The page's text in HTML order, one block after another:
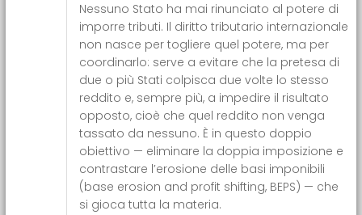
Nessuno Stato ha mai rinunciato al potere di
imporre tributi. Il diritto tributario internazionale
non nasce per togliere quel potere, ma per
coordinarlo: serve a evitare che la pretesa di
due o più Stati colpisca due volte lo stesso
reddito e, sempre più, a impedire il risultato
opposto, cioè che quel reddito non venga
tassato da nessuno. È in questo doppio
obiettivo — eliminare la doppia imposizione e
contrastare l’erosione delle basi imponibili
(base erosion and profit shifting, BEPS) — che
si gioca tutta la materia.